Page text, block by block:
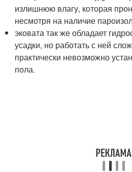
излишнюю влагу, которая
несмотря на наличие
эковата так же обладает
усадки, но работать с ней
практически невозможно
пола.